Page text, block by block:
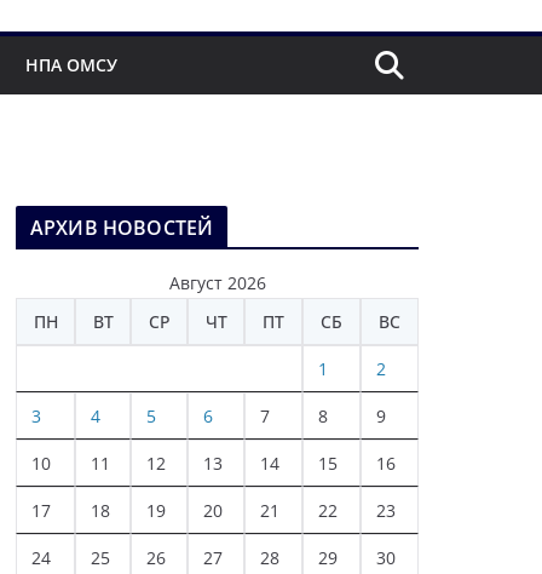
НПА ОМСУ
АРХИВ НОВОСТЕЙ
Август 2026
ПН
ВТ СР ЧТ ПТ СБ ВС
1 2
3 4 5 6 7 8 9
10 11 12 13 14 15 16
17 18 19 20 21 22 23
24 25 26 27 28 29 30